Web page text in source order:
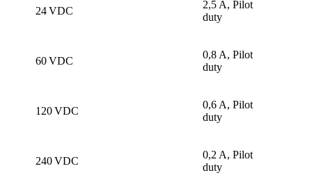
24 VDC
2,5 A, Pilot
duty
60 VDC
0,8 A, Pilot
duty
120 VDC
0,6 A, Pilot
duty
240 VDC
0,2 A, Pilot
duty